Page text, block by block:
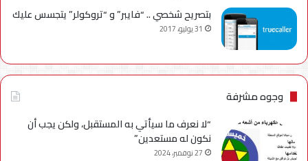
بتصريح شخصي .. “فايبر” و “تروكولر” يتجسس عليك
31 يوليو، 2017
وجوه مشرفة
“لا نعرف ما سيأتي به المستقبل، ولكن يجب أن
نكون له مستعدين”
27 نوفمبر، 2024